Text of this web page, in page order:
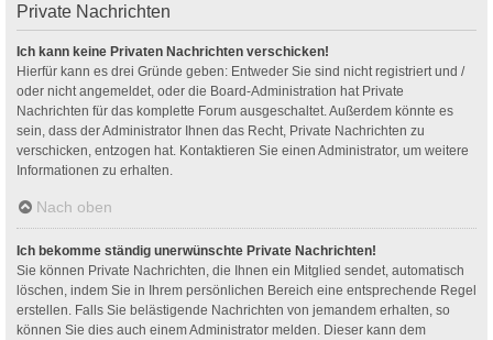
Private Nachrichten
Ich kann keine Privaten Nachrichten verschicken!
Hierfür kann es drei Gründe geben: Entweder Sie sind nicht registriert und /
oder nicht angemeldet, oder die Board-Administration hat Private
Nachrichten für das komplette Forum ausgeschaltet. Außerdem könnte es
sein, dass der Administrator Ihnen das Recht, Private Nachrichten zu
verschicken, entzogen hat. Kontaktieren Sie einen Administrator, um weitere
Informationen zu erhalten.
Nach oben
Ich bekomme ständig unerwünschte Private Nachrichten!
Sie können Private Nachrichten, die Ihnen ein Mitglied sendet, automatisch
löschen, indem Sie in Ihrem persönlichen Bereich eine entsprechende Regel
erstellen. Falls Sie belästigende Nachrichten von jemandem erhalten, so
können Sie dies auch einem Administrator melden. Dieser kann dem